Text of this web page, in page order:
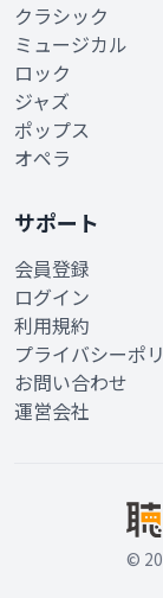
クラシック
ミュージカル
ロック
ジャズ
ポップス
オペラ
サポート
会員登録
ログイン
利用規約
プライバシーポ
お問い合わせ
運営会社
©